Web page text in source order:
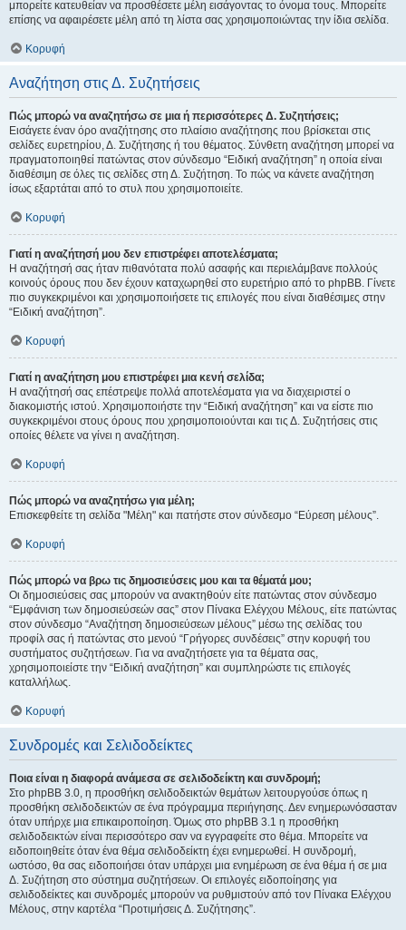
μπορείτε κατευθείαν να προσθέσετε μέλη εισάγοντας το όνομα τους. Μπορείτε
επίσης να αφαιρέσετε μέλη από τη λίστα σας χρησιμοποιώντας την ίδια σελίδα.
Κορυφή
Αναζήτηση στις Δ. Συζητήσεις
Πώς μπορώ να αναζητήσω σε μια ή περισσότερες Δ. Συζητήσεις;
Εισάγετε έναν όρο αναζήτησης στο πλαίσιο αναζήτησης που βρίσκεται στις
σελίδες ευρετηρίου, Δ. Συζήτησης ή του θέματος. Σύνθετη αναζήτηση μπορεί να
πραγματοποιηθεί πατώντας στον σύνδεσμο “Ειδική αναζήτηση” η οποία είναι
διαθέσιμη σε όλες τις σελίδες στη Δ. Συζήτηση. Το πώς να κάνετε αναζήτηση
ίσως εξαρτάται από το στυλ που χρησιμοποιείτε.
Κορυφή
Γιατί η αναζήτησή μου δεν επιστρέφει αποτελέσματα;
Η αναζήτησή σας ήταν πιθανότατα πολύ ασαφής και περιελάμβανε πολλούς
κοινούς όρους που δεν έχουν καταχωρηθεί στο ευρετήριο από το phpBB. Γίνετε
πιο συγκεκριμένοι και χρησιμοποιήσετε τις επιλογές που είναι διαθέσιμες στην
“Ειδική αναζήτηση”.
Κορυφή
Γιατί η αναζήτηση μου επιστρέφει μια κενή σελίδα;
Η αναζήτησή σας επέστρεψε πολλά αποτελέσματα για να διαχειριστεί ο
διακομιστής ιστού. Χρησιμοποιήστε την “Ειδική αναζήτηση” και να είστε πιο
συγκεκριμένοι στους όρους που χρησιμοποιούνται και τις Δ. Συζητήσεις στις
οποίες θέλετε να γίνει η αναζήτηση.
Κορυφή
Πώς μπορώ να αναζητήσω για μέλη;
Επισκεφθείτε τη σελίδα "Μέλη" και πατήστε στον σύνδεσμο “Εύρεση μέλους”.
Κορυφή
Πώς μπορώ να βρω τις δημοσιεύσεις μου και τα θέματά μου;
Οι δημοσιεύσεις σας μπορούν να ανακτηθούν είτε πατώντας στον σύνδεσμο
“Εμφάνιση των δημοσιεύσεών σας” στον Πίνακα Ελέγχου Μέλους, είτε πατώντας
στον σύνδεσμο “Αναζήτηση δημοσιεύσεων μέλους” μέσω της σελίδας του
προφίλ σας ή πατώντας στο μενού “Γρήγορες συνδέσεις” στην κορυφή του
συστήματος συζητήσεων. Για να αναζητήσετε για τα θέματα σας,
χρησιμοποιείστε την “Ειδική αναζήτηση” και συμπληρώστε τις επιλογές
καταλλήλως.
Κορυφή
Συνδρομές και Σελιδοδείκτες
Ποια είναι η διαφορά ανάμεσα σε σελιδοδείκτη και συνδρομή;
Στο phpBB 3.0, η προσθήκη σελιδοδεικτών θεμάτων λειτουργούσε όπως η
προσθήκη σελιδοδεικτών σε ένα πρόγραμμα περιήγησης. Δεν ενημερωνόσασταν
όταν υπήρχε μια επικαιροποίηση. Όμως στο phpBB 3.1 η προσθήκη
σελιδοδεικτών είναι περισσότερο σαν να εγγραφείτε στο θέμα. Μπορείτε να
ειδοποιηθείτε όταν ένα θέμα σελιδοδείκτη έχει ενημερωθεί. Η συνδρομή,
ωστόσο, θα σας ειδοποιήσει όταν υπάρχει μια ενημέρωση σε ένα θέμα ή σε μια
Δ. Συζήτηση στο σύστημα συζητήσεων. Οι επιλογές ειδοποίησης για
σελιδοδείκτες και συνδρομές μπορούν να ρυθμιστούν από τον Πίνακα Ελέγχου
Μέλους, στην καρτέλα “Προτιμήσεις Δ. Συζήτησης”.